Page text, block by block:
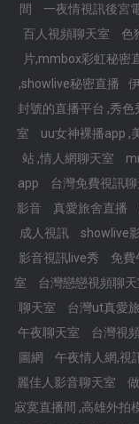
間
一夜情視訊後宮
百人視頻聊天室
色
片,mmbox彩虹秘密
,showlive秘密直播
封號的直播平台 ,秀色
室
uu女神裸播app ,
站 ,情人網聊天室
app
台灣免費視訊
影音
真愛旅舍直播
成人視訊
showlive
影音視訊live秀
免費
室
台灣戀戀視頻聊天
聊天室
台灣ut真愛
午夜聊天室
台灣視
圖網
午夜情人網,視
麗佳人影音聊天室
寂寞直播間 ,高雄外拍